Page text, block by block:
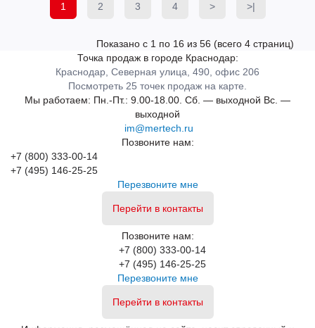
1 2 3 4 > >|
Показано с 1 по 16 из 56 (всего 4 страниц)
Точка продаж в городе Краснодар:
Краснодар, Северная улица, 490, офис 206
Посмотреть 25 точек продаж на карте.
Мы работаем: Пн.-Пт.: 9.00-18.00. Сб. — выходной Вс. —
выходной
im@mertech.ru
Позвоните нам:
+7 (800) 333-00-14
+7 (495) 146-25-25
Перезвоните мне
Перейти в контакты
Позвоните нам:
+7 (800) 333-00-14
+7 (495) 146-25-25
Перезвоните мне
Перейти в контакты